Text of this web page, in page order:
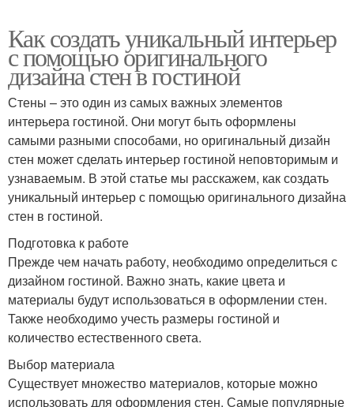
Как создать уникальный интерьер
с помощью оригинального
дизайна стен в гостиной
Стены – это один из самых важных элементов
интерьера гостиной. Они могут быть оформлены
самыми разными способами, но оригинальный дизайн
стен может сделать интерьер гостиной неповторимым и
узнаваемым. В этой статье мы расскажем, как создать
уникальный интерьер с помощью оригинального дизайна
стен в гостиной.
Подготовка к работе
Прежде чем начать работу, необходимо определиться с
дизайном гостиной. Важно знать, какие цвета и
материалы будут использоваться в оформлении стен.
Также необходимо учесть размеры гостиной и
количество естественного света.
Выбор материала
Существует множество материалов, которые можно
использовать для оформления стен. Самые популярные